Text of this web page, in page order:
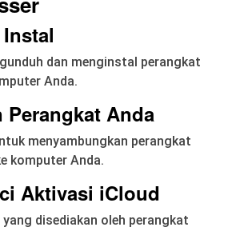
dan menginstal perangkat
Anda.
Perangkat Anda
menyambungkan perangkat
komputer Anda.
Aktivasi iCloud
yang disediakan oleh perangkat